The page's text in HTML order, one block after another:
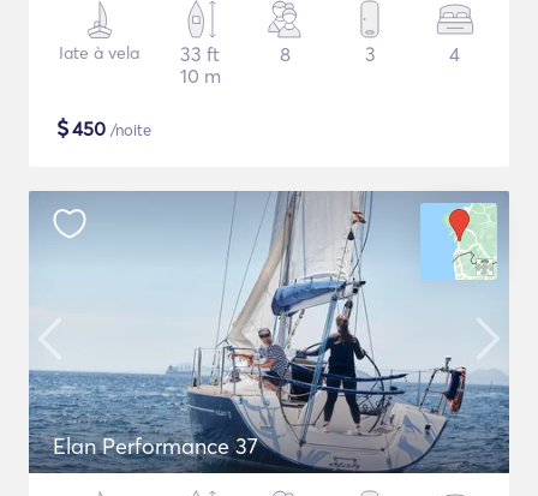
Iate à vela
33 ft
10 m
8 3 4
$450 /noite
Elan Performance 37